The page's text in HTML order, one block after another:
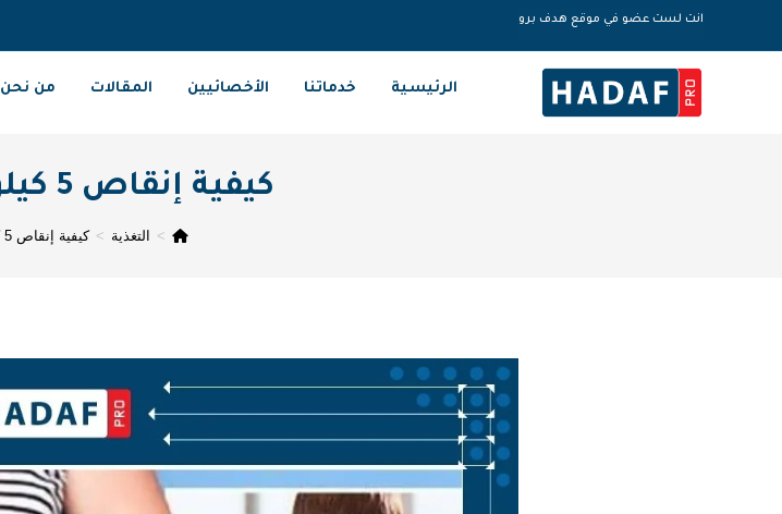
انت لست عضو في موقع هدف برو
الرئيسية خدماتنا الأخصائيين المقالات من نحن
كيفية إنقاص 5 كيلو في أسبوع
> التغذية > كيفية إنقاص 5 كيلو في أسبوع